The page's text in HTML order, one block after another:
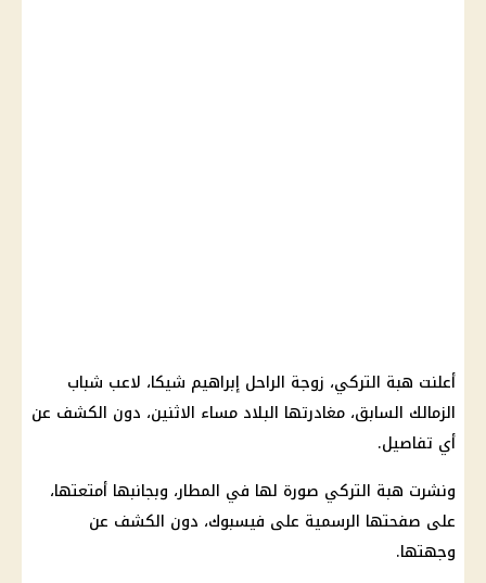
أعلنت هبة التركي، زوجة الراحل إبراهيم شيكا، لاعب شباب
الزمالك السابق، مغادرتها البلاد مساء الاثنين، دون الكشف عن
أي تفاصيل.
ونشرت هبة التركي صورة لها في المطار، وبجانبها أمتعتها،
على صفحتها الرسمية على فيسبوك، دون الكشف عن
وجهتها.